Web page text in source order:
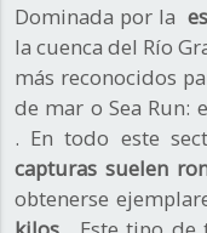
Dominada por la
la cuenca del Río
más reconocidos
de mar o Sea Run:
. En todo este
capturas suelen
obtenerse